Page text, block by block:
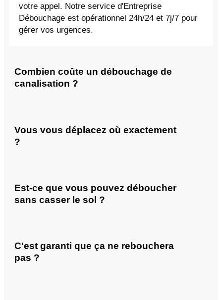
votre appel. Notre service d'Entreprise
Débouchage est opérationnel 24h/24 et 7j/7 pour
gérer vos urgences.
Combien coûte un débouchage de
canalisation ?
Vous vous déplacez où exactement
?
Est-ce que vous pouvez déboucher
sans casser le sol ?
C'est garanti que ça ne rebouchera
pas ?